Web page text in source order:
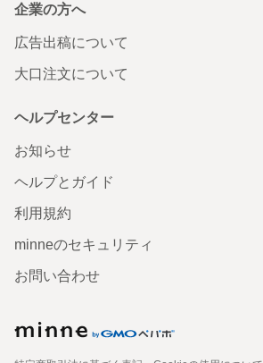
企業の方へ
広告出稿について
大口注文について
ヘルプセンター
お知らせ
ヘルプとガイド
利用規約
minneのセキュリティ
お問い合わせ